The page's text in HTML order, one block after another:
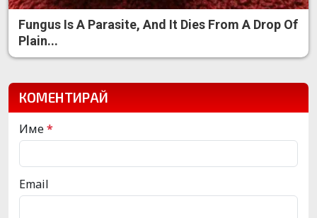
Fungus Is A Parasite, And It Dies From A Drop Of
Plain...
КОМЕНТИРАЙ
Име*
Email